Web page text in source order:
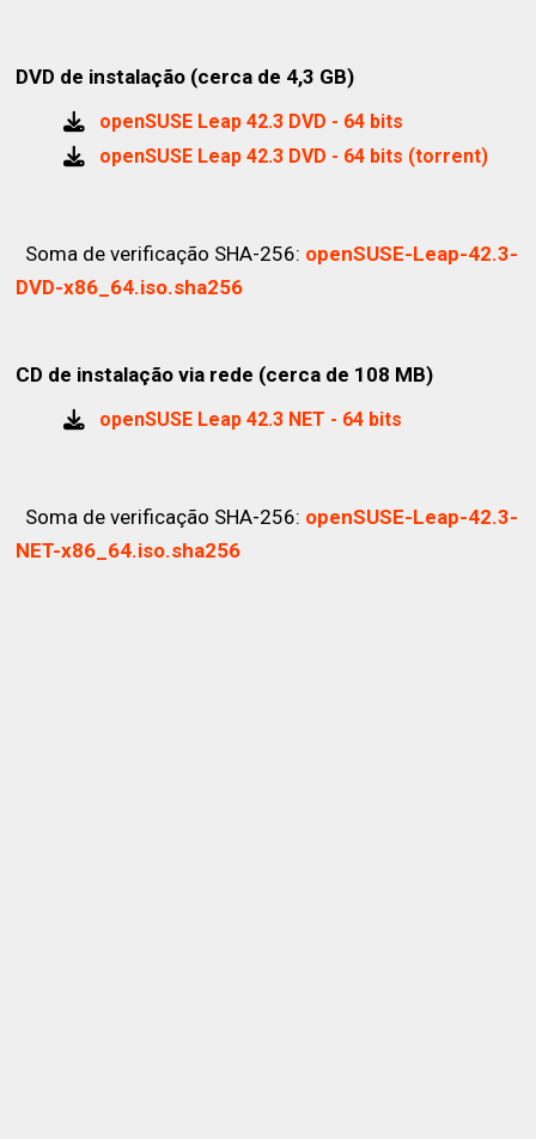
DVD de instalação (cerca de 4,3 GB)
openSUSE Leap 42.3 DVD - 64 bits
openSUSE Leap 42.3 DVD - 64 bits (torrent)
Soma de verificação SHA-256: openSUSE-Leap-42.3-
DVD-x86_64.iso.sha256
CD de instalação via rede (cerca de 108 MB)
openSUSE Leap 42.3 NET - 64 bits
Soma de verificação SHA-256: openSUSE-Leap-42.3-
NET-x86_64.iso.sha256